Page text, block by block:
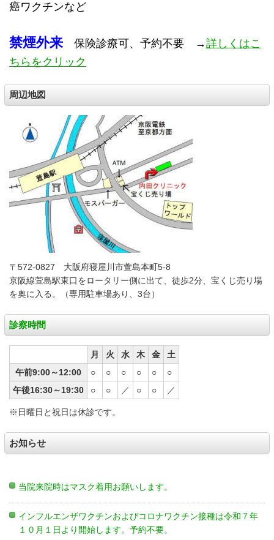
癌ワクチンなど
禁煙外来 保険診療可、予約不要 →詳しくはこ
ちらをクリック
周辺地図
〒572-0827 大阪府寝屋川市萱島本町5-8
京阪線萱島駅東口をロータリー側に出て、徒歩2分、宝くじ売り場
を奥に入る。（専用駐車場あり、3台）
診察時間
月 火 水 木 金
土
午前9:00～12:00
○ ○ ○ ○ ○
○
午後16:30～19:30
○ ○ ／ ○ ○ ／
※日曜日と祝日は休診です。
お知らせ
当院来院時はマスク着用お願いします。
インフルエンザワクチンおよびコロナワクチン接種は令和７年
１０月１日より開始します。予約不要。